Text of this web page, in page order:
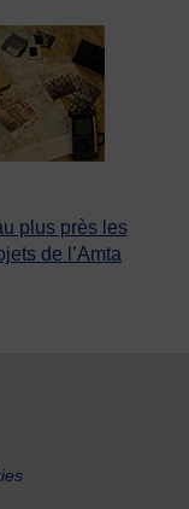
plus près les
de l’Amta